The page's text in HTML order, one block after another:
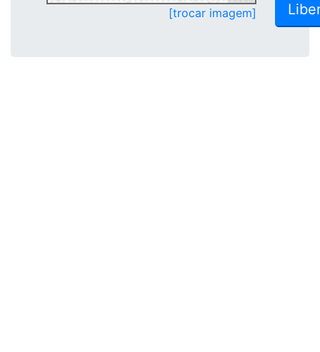
[trocar imagem]